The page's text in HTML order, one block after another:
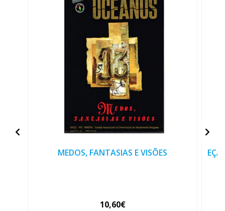
MEDOS, FANTASIAS E VISÕES
10,60€